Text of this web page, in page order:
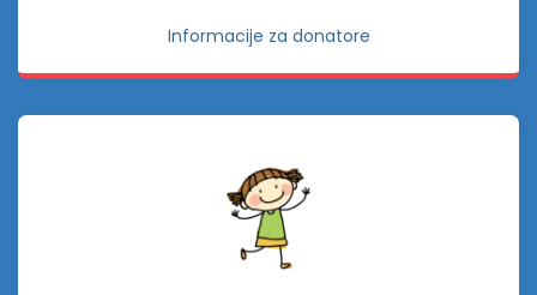
Informacije za donatore